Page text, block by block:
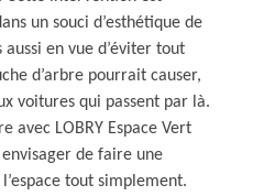
un souci d’esthétique de
en vue d’éviter tout
d’arbre pourrait causer,
voitures qui passent par là.
avec LOBRY Espace Vert
de faire une
tout simplement.